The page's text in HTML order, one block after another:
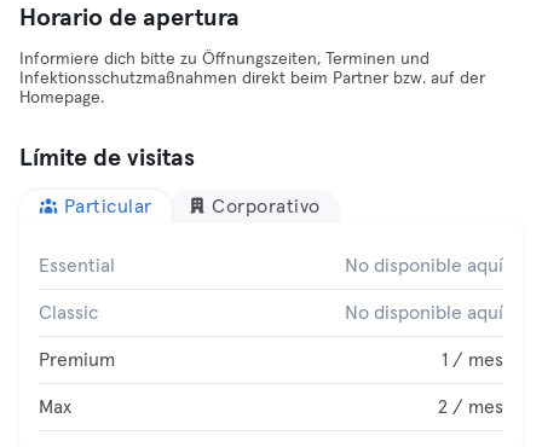
Horario de apertura
Informiere dich bitte zu Öffnungszeiten, Terminen und
Infektionsschutzmaßnahmen direkt beim Partner bzw. auf der
Homepage.
Límite de visitas
Particular Corporativo
Essential No disponible aquí
Classic No disponible aquí
Premium 1 / mes
Max 2 / mes